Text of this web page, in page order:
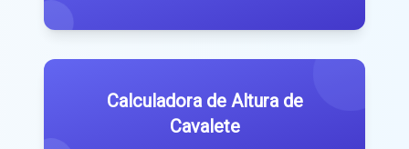
Calculadora de Altura de
Cavalete